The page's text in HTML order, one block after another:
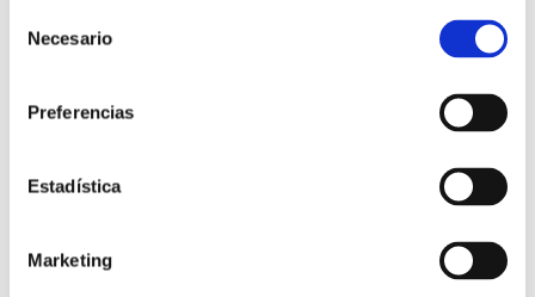
Necesario
Preferencias
Estadística
Marketing
El encuentro se celebrará en la casa de las Religiosas
90 de Madrid.
Para más información e inscripción pincha en el